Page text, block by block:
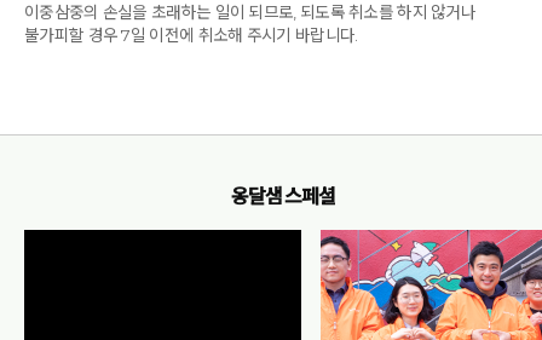
이중삼중의 손실을 초래하는 일이 되므로, 되도록 취소를 하지 않거나
불가피할 경우 7일 이전에 취소해 주시기 바랍니다.
옹달샘 스페셜